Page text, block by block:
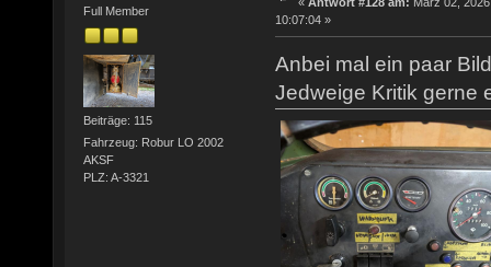
Full Member
Beiträge: 115
Fahrzeug: Robur LO 2002
AKSF
PLZ: A-3321
10:07:04 »
Anbei mal ein paar
Jedweige Kritik gerne